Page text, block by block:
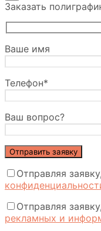
Заказать
Ваше имя
Телефон*
Ваш вопрос?
Отправляя
Отправляя
рекламных и